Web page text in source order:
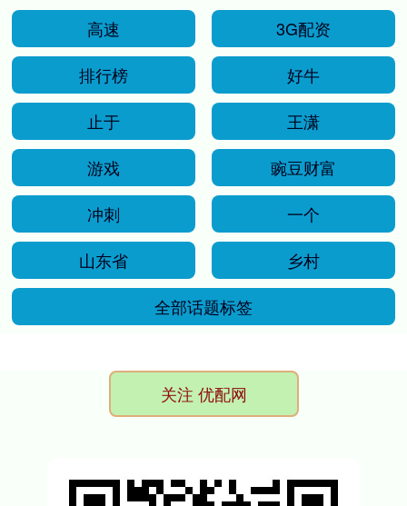
高速
3G配资
排行榜
好牛
止于
王潇
游戏
豌豆财富
冲刺
一个
山东省
乡村
全部话题标签
关注 优配网